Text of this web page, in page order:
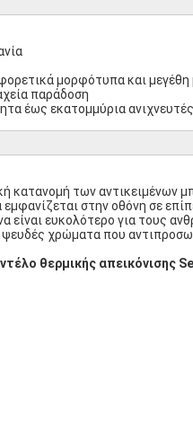
μορφότυπα και μεγέθη
παράδοση
έως εκατομμύρια ανιχνευτές.
των αντικειμένων
στην οθόνη σε
είναι ευκολότερο για τους
χρώματα που
θερμικής απεικόνισης